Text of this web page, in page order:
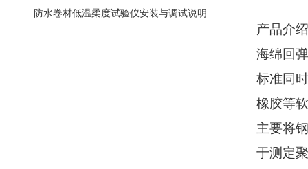
产品介绍
海绵回
标准同
橡胶等
主要将
于测定
防水卷材低温柔度试验仪安装与调试说明